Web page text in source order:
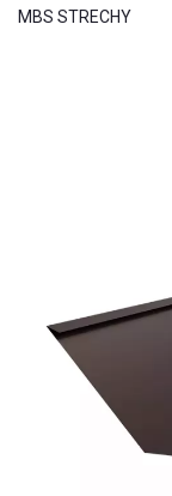
MBS STRECHY